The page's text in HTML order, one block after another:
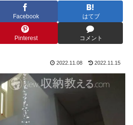
Facebook はてブ
Pinterest コメント
2022.11.08 2022.11.15